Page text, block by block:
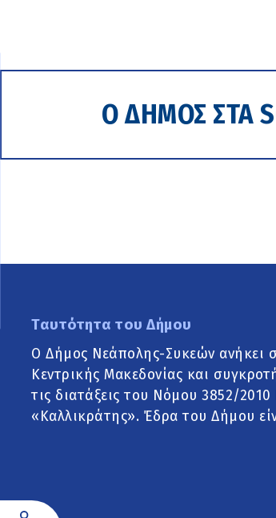
Ο ΔΗΜΟΣ ΣΤΑ
Ταυτότητα του Δήμου
Ο Δήμος Νεάπολης-Συκεών ανήκει
Κεντρικής Μακεδονίας και
τις διατάξεις του Νόμου 3852/
«Καλλικράτης». Έδρα του Δήμου